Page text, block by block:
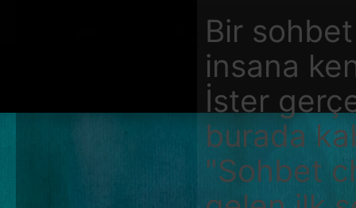
Bir
insana
İster
burada
"Sohbet